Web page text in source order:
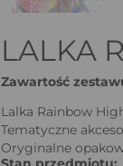
LALKA
Zawartość
Lalka Rainbow
Tematyczne
Oryginalne